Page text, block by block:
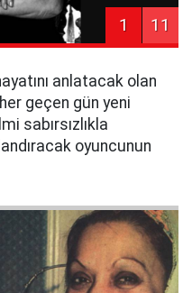
1 11
anlatacak olan
geçen gün yeni
sabırsızlıkla
oyuncunun